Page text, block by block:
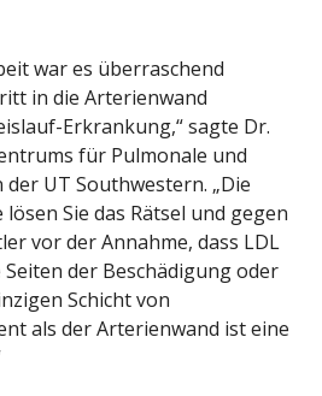
war es überraschend
in die Arterienwand
Erkrankung,“ sagte Dr.
für Pulmonale und
UT Southwestern. „Die
Sie das Rätsel und gegen
vor der Annahme, dass LDL
der Beschädigung oder
Schicht von
als der Arterienwand ist eine